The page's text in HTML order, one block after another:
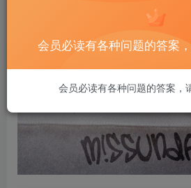
会员必读有各种问题的答案
会员必读有各种问题的答案，